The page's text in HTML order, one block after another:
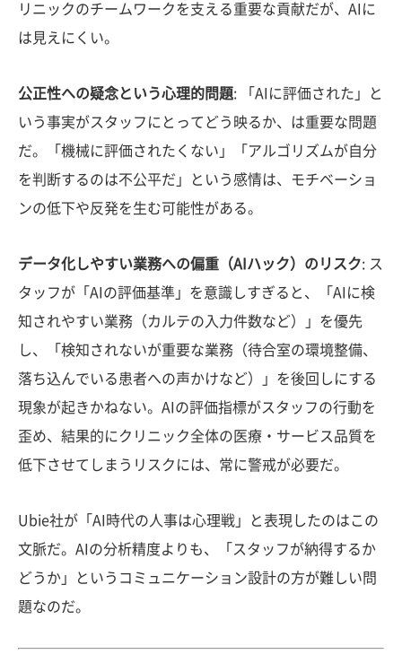
リニックのチームワークを支える重要な貢献だが、AIに
は見えにくい。
公正性への疑念という心理的問題: 「AIに評価された」と
いう事実がスタッフにとってどう映るか、は重要な問題
だ。「機械に評価されたくない」「アルゴリズムが自分
を判断するのは不公平だ」という感情は、モチベーショ
ンの低下や反発を生む可能性がある。
データ化しやすい業務への偏重（AIハック）のリスク: ス
タッフが「AIの評価基準」を意識しすぎると、「AIに検
知されやすい業務（カルテの入力件数など）」を優先
し、「検知されないが重要な業務（待合室の環境整備、
落ち込んでいる患者への声かけなど）」を後回しにする
現象が起きかねない。AIの評価指標がスタッフの行動を
歪め、結果的にクリニック全体の医療・サービス品質を
低下させてしまうリスクには、常に警戒が必要だ。
Ubie社が「AI時代の人事は心理戦」と表現したのはこの
文脈だ。AIの分析精度よりも、「スタッフが納得するか
どうか」というコミュニケーション設計の方が難しい問
題なのだ。